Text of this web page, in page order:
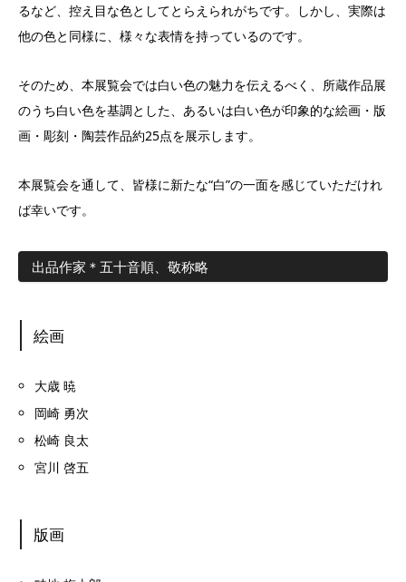
るなど、控え目な色としてとらえられがちです。しかし、実際は
他の色と同様に、様々な表情を持っているのです。
そのため、本展覧会では白い色の魅力を伝えるべく、所蔵作品展
のうち白い色を基調とした、あるいは白い色が印象的な絵画・版
画・彫刻・陶芸作品約25点を展示します。
本展覧会を通して、皆様に新たな“白”の一面を感じていただけれ
ば幸いです。
出品作家＊五十音順、敬称略
絵画
大歳 暁
岡崎 勇次
松崎 良太
宮川 啓五
版画